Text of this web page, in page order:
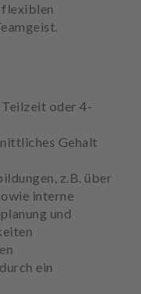
flexiblen
oder 4-
Gehalt
z.B. über
interne
und
ein